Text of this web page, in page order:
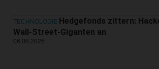
TECHNOLOGIE Hedgefonds zittern:
Wall-Street-Giganten an
06.08.2026